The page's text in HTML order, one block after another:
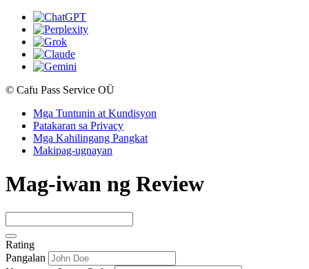
© Cafu Pass Service OÜ
Mga Tuntunin at Kundisyon
Patakaran sa Privacy
Mga Kahilingang Pangkat
Makipag-ugnayan
Mag-iwan ng Review
Rating
Pangalan